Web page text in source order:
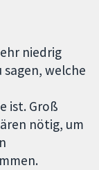
niedrig
sagen, welche
ist. Groß
nötig, um